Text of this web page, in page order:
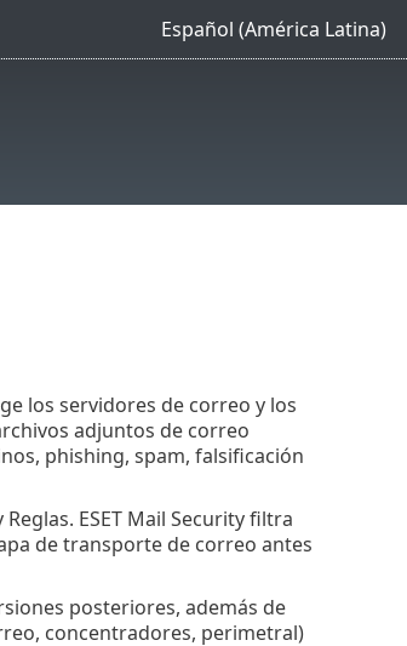
Español (América Latina)
los servidores de correo y los
adjuntos de correo
phishing, spam, falsificación
ESET Mail Security filtra
de transporte de correo antes
posteriores, además de
concentradores, perimetral)